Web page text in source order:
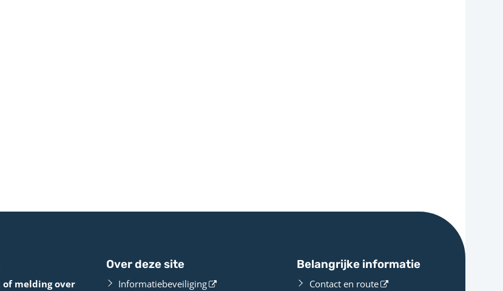
of melding over
Over deze site
Informatiebeveiliging
Belangrijke informatie
Contact en route